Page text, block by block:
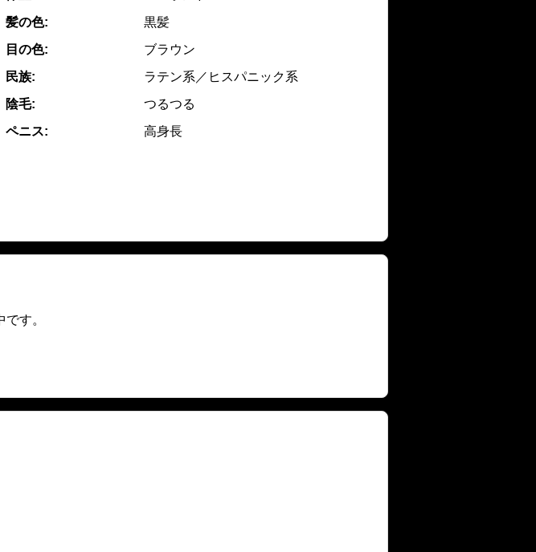
髪の色:
黒髪
目の色:
ブラウン
民族:
ラテン系／ヒスパニック系
陰毛:
つるつる
ペニス:
高身長
す。